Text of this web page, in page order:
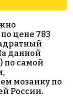
10986 руб./м²
Rose MJ 13(1)
327x327цене 783
данной
по самой
мозаику по
России.